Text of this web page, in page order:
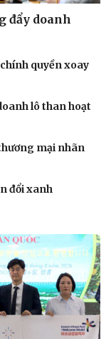
đẩy doanh
quyền xoay
lô than hoạt
mại nhãn
đổi xanh